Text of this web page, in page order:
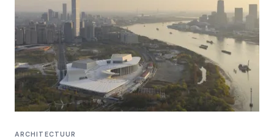
ARCHITECTUUR